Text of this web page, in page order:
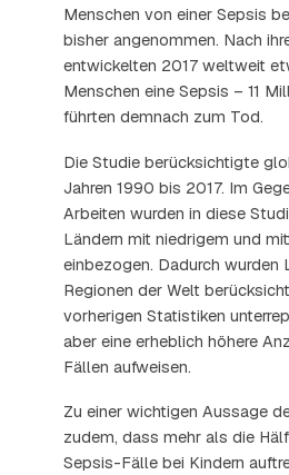
Menschen von einer Sepsis
bisher angenommen. Nach
entwickelten 2017 weltweit
Menschen eine Sepsis – 11
führten demnach zum Tod.
Die Studie berücksichtigte
Jahren 1990 bis 2017. Im
Arbeiten wurden in diese
Ländern mit niedrigem und
einbezogen. Dadurch wurden
Regionen der Welt
vorherigen Statistiken
aber eine erheblich höhere
Fällen aufweisen.
Zu einer wichtigen Aussage
zudem, dass mehr als die
Sepsis-Fälle bei Kindern